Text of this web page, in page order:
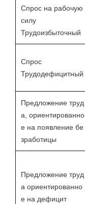
Спрос на рабочую
силу
Трудоизбыточный
Спрос
Трудодефицитный
Предложение труд
а, ориентированно
е на появление бе
зработицы
Предложение труд
а ориентированно
е на дефицит